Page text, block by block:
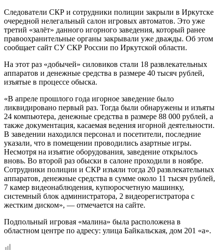
Следователи СКР и сотрудники полиции закрыли в Иркутске
очередной нелегальный салон игровых автоматов. Это уже
третий «залёт» данного игорного заведения, который ранее
правоохранительные органы закрывали уже дважды. Об этом
сообщает сайт СУ СКР России по Иркутской области.
На этот раз «добычей» силовиков стали 18 развлекательных
аппаратов и денежные средства в размере 40 тысяч рублей,
изъятые в процессе обыска.
«В апреле прошлого года игорное заведение было
ликвидировано первый раз. Тогда были обнаружены и изъяты
24 компьютера, денежные средства в размере 88 000 рублей, а
также документация, касаемая ведения игорной деятельности.
В заведении находился персонал и посетители, последние
указали, что в помещении проводились азартные игры.
Несмотря на изъятие оборудования, заведение открылось
вновь. Во второй раз обыски в салоне проходили в ноябре.
Сотрудники полиции и СКР изъяли тогда 20 развлекательных
аппаратов, денежные средства в сумме около 11 тысяч рублей,
7 камер видеонаблюдения, купюросчетную машинку,
системный блок администратора, 2 видеорегистратора с
жестким диском», — отмечается на сайте.
Подпольный игровая «малина» была расположена в
областном центре по адресу: улица Байкальская, дом 201 «а».